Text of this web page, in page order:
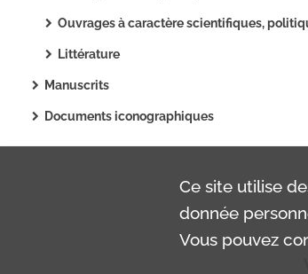
Ouvrages à caractère scientifiques,
Littérature
Manuscrits
Documents iconographiques
Ce site utilise
donnée
Vous pouvez